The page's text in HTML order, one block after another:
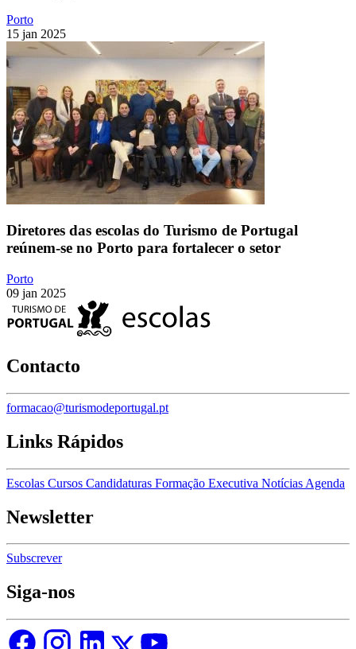
Porto
15 jan 2025
Diretores das escolas do Turismo de Portugal
reúnem-se no Porto para fortalecer o setor
Porto
09 jan 2025
Contacto
formacao@turismodeportugal.pt
Links Rápidos
Escolas Cursos Candidaturas Formação Executiva Notícias Agenda
Newsletter
Subscrever
Siga-nos